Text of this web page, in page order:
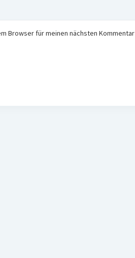
Browser für meinen nächsten Kommentar